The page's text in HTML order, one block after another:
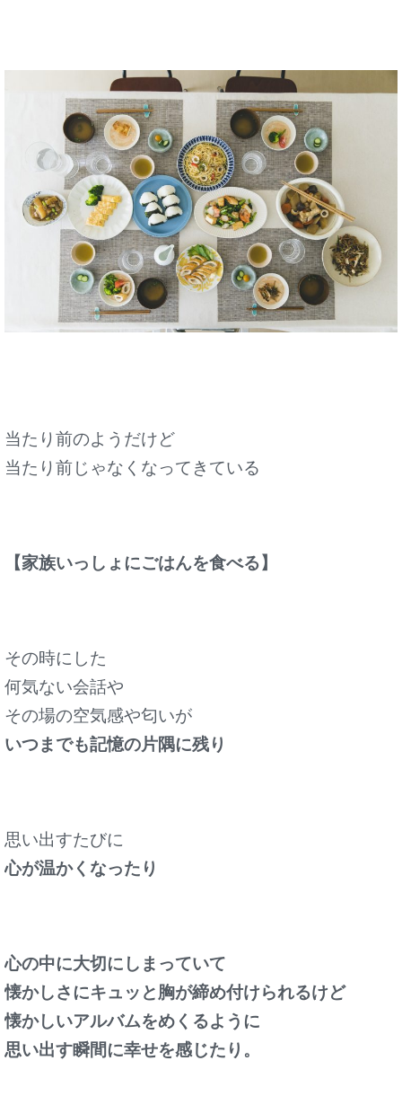
当たり前のようだけど
当たり前じゃなくなってきている
【家族いっしょにごはんを食べる】
その時にした
何気ない会話や
その場の空気感や匂いが
いつまでも記憶の片隅に残り
思い出すたびに
心が温かくなったり
心の中に大切にしまっていて
懐かしさにキュッと胸が締め付けられるけど
懐かしいアルバムをめくるように
思い出す瞬間に幸せを感じたり。